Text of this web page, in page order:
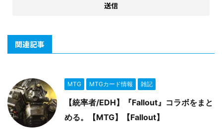
関連記事
MTG MTGカード情報 雑記
【統率者/EDH】『Fallout』コラボをまと
める。【MTG】【Fallout】